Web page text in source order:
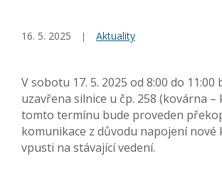
16. 5. 2025 Aktuality
V sobotu 17. 5. 2025 od 8:00 do 11:00
uzavřena silnice u čp. 258 (kovárna –
tomto termínu bude proveden
komunikace z důvodu napojení nové
vpusti na stávající vedení.